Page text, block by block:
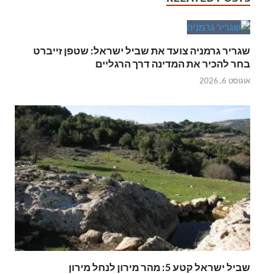
שגריר גרמניה צועד את שביל ישראל: שטפן זייברט
בחר להכיר את המדינה דרך הרגליים
אוגוסט 6, 2026
שביל ישראל קטע 5: מהר מירון לנחל מירון